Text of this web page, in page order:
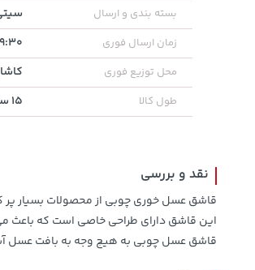
238,000
289,900
120,000
بسته بندی و ارسال
زمان ارسال فوری 9:30 الی 13 و 17 الی 22 به جز روز های تعطیل
محل توزیع فوری
طول کالا 15 سانتی متر
نقد و بررسی
قاشق عسل خوری چوبی از محصولات بسیار پر
این قاشق دارای طراحی خاصی است که باعث
قاشق عسل چوبی به هیچ وجه به بافت عسل